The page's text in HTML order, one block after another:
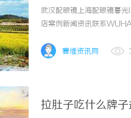
武汉配眼镜上海配眼镜暮
店案例新闻资讯联系
为基础，全场镜片40%-
赛维资讯网
拉肚子吃什么牌